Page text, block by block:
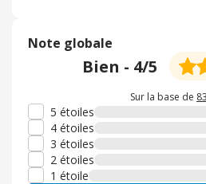
Note globale
Bien - 4/5
Sur la base de
5 étoiles
4 étoiles
3 étoiles
2 étoiles
1 étoile